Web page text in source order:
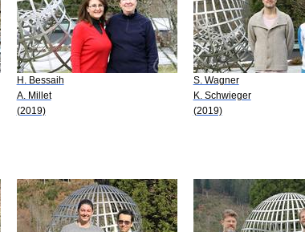
H. Bessaih
A. Millet
(2019)
S. Wagner
K. Schwieger
(2019)